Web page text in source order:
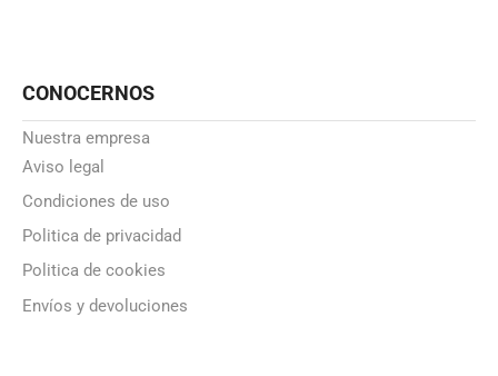
CONOCERNOS
Nuestra empresa
Aviso legal
Condiciones de uso
Politica de privacidad
Politica de cookies
Envíos y devoluciones